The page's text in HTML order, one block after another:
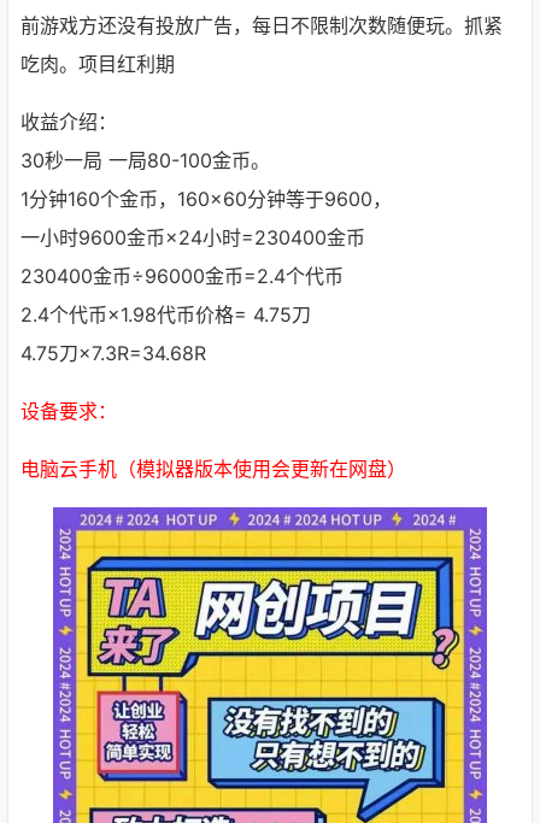
前游戏方还没有投放广告，每日不限制次数随便玩。抓紧
吃肉。项目红利期
收益介绍：
30秒一局 一局80-100金币。
1分钟160个金币，160×60分钟等于9600，
一小时9600金币×24小时=230400金币
230400金币÷96000金币=2.4个代币
2.4个代币×1.98代币价格= 4.75刀
4.75刀×7.3R=34.68R
设备要求：
电脑云手机（模拟器版本使用会更新在网盘）